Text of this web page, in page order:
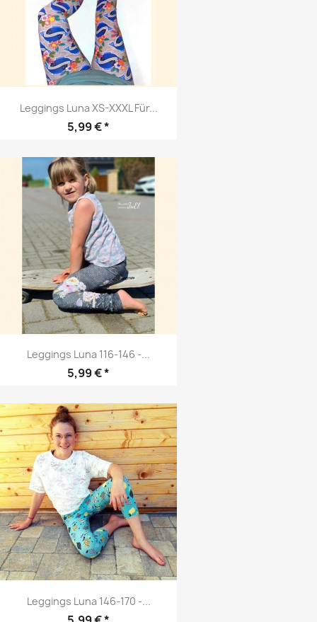
Leggings Luna XS-XXXL Für...
Preis
5,99 € *
Leggings Luna 116-146 -...
Preis
5,99 € *
Leggings Luna 146-170 -...